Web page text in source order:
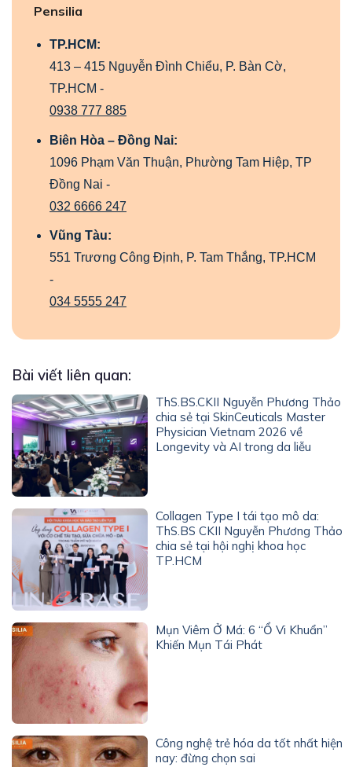
Pensilia
TP.HCM:
413 – 415 Nguyễn Đình Chiểu, P. Bàn Cờ,
TP.HCM -
0938 777 885
Biên Hòa – Đồng Nai:
1096 Phạm Văn Thuận, Phường Tam Hiệp, TP
Đồng Nai -
032 6666 247
Vũng Tàu:
551 Trương Công Định, P. Tam Thắng, TP.HCM
-
034 5555 247
Bài viết liên quan:
ThS.BS.CKII Nguyễn Phương Thảo
chia sẻ tại SkinCeuticals Master
Physician Vietnam 2026 về
Longevity và AI trong da liễu
Collagen Type I tái tạo mô da:
ThS.BS CKII Nguyễn Phương Thảo
chia sẻ tại hội nghị khoa học
TP.HCM
Mụn Viêm Ở Má: 6 “Ổ Vi Khuẩn”
Khiến Mụn Tái Phát
Công nghệ trẻ hóa da tốt nhất hiện
nay: đừng chọn sai